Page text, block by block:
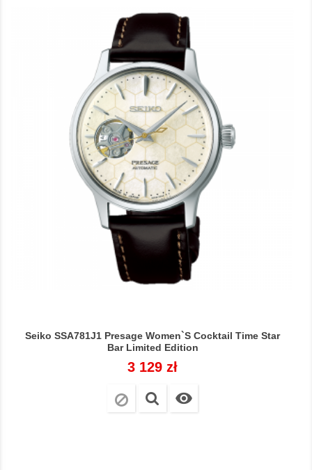
Seiko SSA781J1 Presage Women`s Cocktail Time Star
Bar Limited Edition
Cena
3 129 zł
